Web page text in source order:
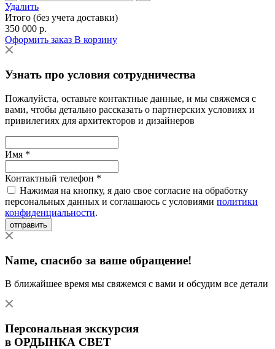
Удалить
Итого (без учета доставки)
350 000 р.
Оформить заказ В корзину
Узнать про условия сотрудничества
Пожалуйста, оставьте контактные данные, и мы свяжемся с
вами, чтобы детально рассказать о партнерских условиях и
привилегиях для архитекторов и дизайнеров
Имя *
Контактный телефон *
Нажимая на кнопку, я даю свое согласие на обработку
персональных данных и соглашаюсь с условиями политики
конфиденциальности.
отправить
Name, спасибо за ваше обращение!
В ближайшее время мы свяжемся с вами и обсудим все детали
Персональная экскурсия
в ОРДЫНКА СВЕТ